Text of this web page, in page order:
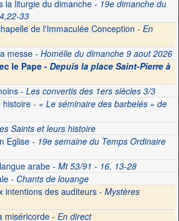
la liturgie du dimanche- 19e dimanche du
33
de l'Immaculée Conception - En
messe- Homélie du dimanche 9 aout 2026
le Pape - Depuis la place Saint-Pierre à
- Les convertis des 1ers siècles 3/3
histoire- « Le séminaire des barbelés » de
Saints et leurs histoire
Eglise- 19e semaine du Temps Ordinaire
arabe- Mt 53/91 - 16, 13-28
- Chants de louange
intentions des auditeurs - Mystères
miséricorde - En direct